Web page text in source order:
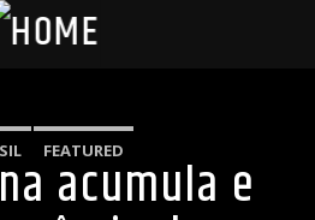
FEATURED
acumula e